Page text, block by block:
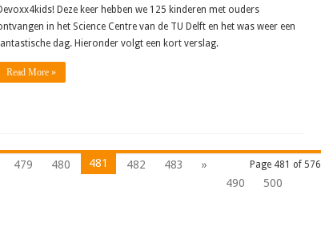
Deze keer hebben we 125 kinderen met ouders
in het Science Centre van de TU Delft en het was weer een
dag. Hieronder volgt een kort verslag.
Read More »
Page 481 of 576
479 480 481 482 483
»
490
500